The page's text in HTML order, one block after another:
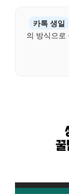
카톡 생일
의 방식으로